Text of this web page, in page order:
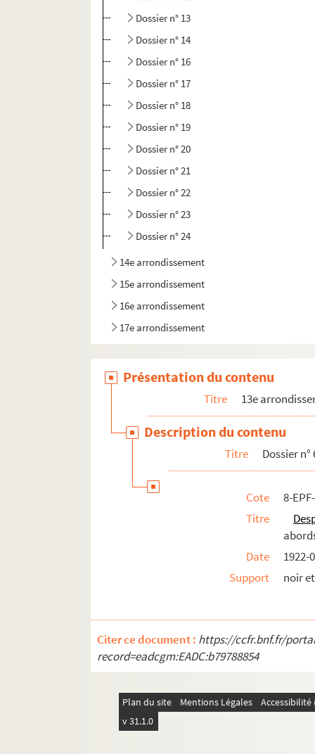
Dossier n° 13
Dossier n° 14
Dossier n° 16
Dossier n° 17
Dossier n° 18
Dossier n° 19
Dossier n° 20
Dossier n° 21
Dossier n° 22
Dossier n° 23
Dossier n° 24
14e arrondissement
15e arrondissement
16e arrondissement
17e arrondissement
19e arrondissement
20e arrondissement
Présentation du contenu
Titre 13e
Description du contenu
Titre Dossier n°
Cote
8-
Titre
Date
1922-
Support
noir
Citer ce document : https://ccfr.bnf.fr/
record=eadcgm:EADC:b79788854
Plan du site Mentions Légales
v 31.1.0